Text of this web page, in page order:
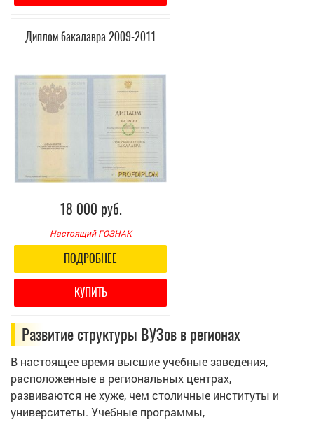
Диплом бакалавра 2009-2011
18 000 руб.
Настоящий ГОЗНАК
ПОДРОБНЕЕ
КУПИТЬ
Развитие структуры ВУЗов в регионах
В настоящее время высшие учебные заведения,
расположенные в региональных центрах,
развиваются не хуже, чем столичные институты и
университеты. Учебные программы,